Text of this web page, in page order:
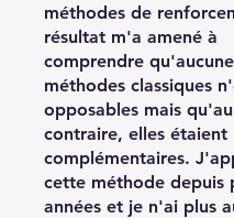
méthodes de
résultat m'a amené à
comprendre
méthodes classiques
opposables mais qu'au
contraire, elles étaient
complémentaires.
cette méthode depuis
années et je n'ai plus